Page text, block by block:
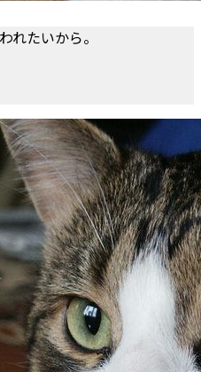
れたいから。